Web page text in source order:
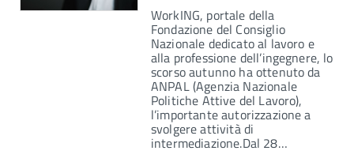
WorkING, portale della
Fondazione del Consiglio
Nazionale dedicato al lavoro e
alla professione dell’ingegnere, lo
scorso autunno ha ottenuto da
ANPAL (Agenzia Nazionale
Politiche Attive del Lavoro),
l’importante autorizzazione a
svolgere attività di
intermediazione.Dal 28…